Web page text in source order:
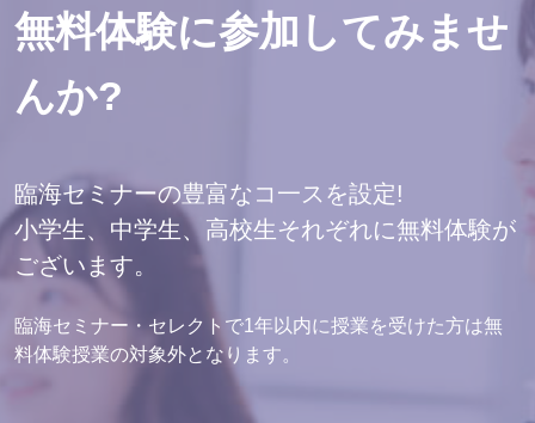
無料体験に参加してみませ
んか?
臨海セミナーの豊富なコ一スを設定!
小学生、中学生、高校生それぞれに無料体験が
ございます。
臨海セミナー・セレクトで1年以内に授業を受けた方は無
料体験授業の対象外となります。